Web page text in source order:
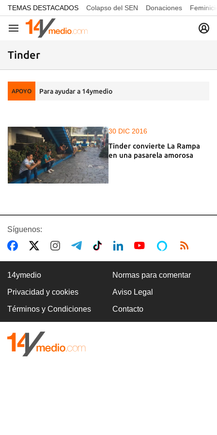
common.go-to-content
TEMAS DESTACADOS Colapso del SEN Donaciones
Navegación
Tinder
APOYO Para ayudar a 14ymedio
30 DIC 2016
Tinder convierte La Rampa
en una pasarela amorosa
Síguenos:
14ymedio Normas para comentar
Privacidad y cookies Aviso Legal
Términos y Condiciones Contacto